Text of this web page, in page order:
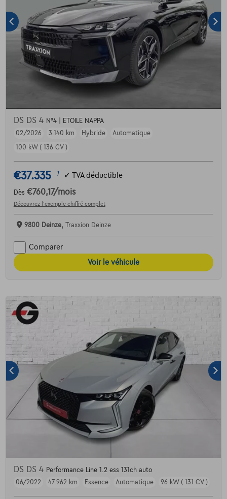
DS DS 4 N°4 | ETOILE NAPPA
02/2026
3.140 km Hybride
Automatique
100 kW ( 136 CV )
€37.335 1 ✓ TVA déductible
Dès €760,17/mois
Découvrez l’exemple chiffré complet
9800 Deinze, Traxxion Deinze
Comparer
Voir le véhicule
DS DS 4 Performance Line 1.2 ess 131ch auto
06/2022
47.962 km Essence Automatique 96 kW ( 131 CV )